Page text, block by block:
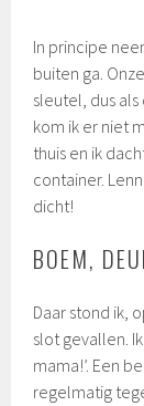
In principe
buiten ga.
sleutel, dus
kom ik er niet
thuis en ik
container.
dicht!
BOEM,
Daar stond ik,
slot gevallen.
mama!’. Een
regelmatig